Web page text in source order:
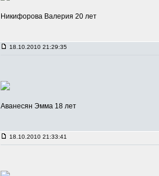
Никифорова Валерия 20 лет
18.10.2010 21:29:35
Аванесян Эмма 18 лет
18.10.2010 21:33:41